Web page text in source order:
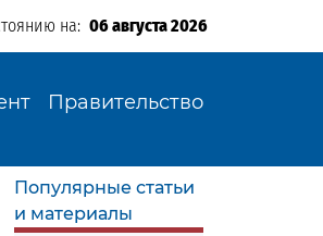
на: 06 августа 2026
Правительство
Популярные статьи
и материалы